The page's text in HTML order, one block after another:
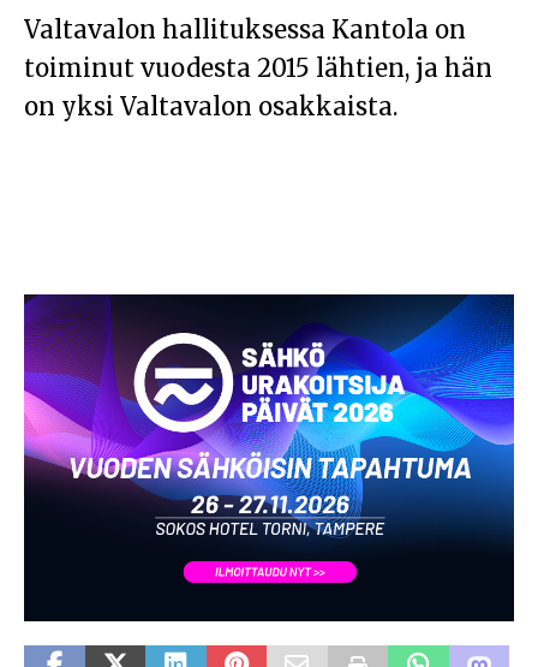
Valtavalon hallituksessa Kantola on
toiminut vuodesta 2015 lähtien, ja hän
on yksi Valtavalon osakkaista.